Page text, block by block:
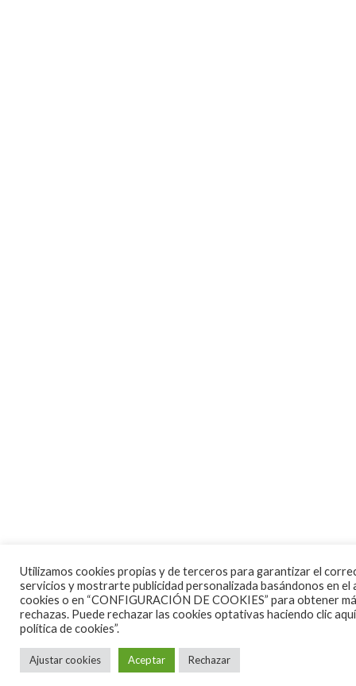
Utilizamos cookies propias y de terceros para garantizar el
servicios y mostrarte publicidad personalizada basándonos en el
cookies o en “CONFIGURACIÓN DE COOKIES” para obtener
rechazas. Puede rechazar las cookies optativas haciendo clic
política de cookies”.
Ajustar cookies Aceptar Rechazar